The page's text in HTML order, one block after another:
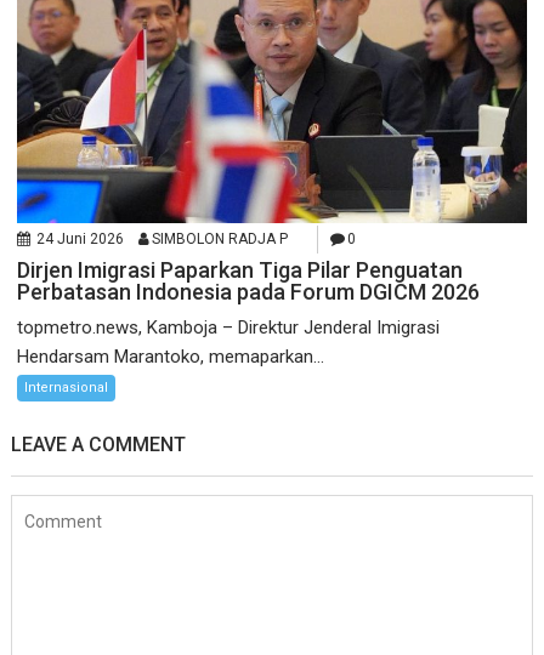
24 Juni 2026 SIMBOLON RADJA P 0
Dirjen Imigrasi Paparkan Tiga Pilar Penguatan
Perbatasan Indonesia pada Forum DGICM 2026
topmetro.news, Kamboja – Direktur Jenderal Imigrasi
Hendarsam Marantoko, memaparkan...
Internasional
LEAVE A COMMENT